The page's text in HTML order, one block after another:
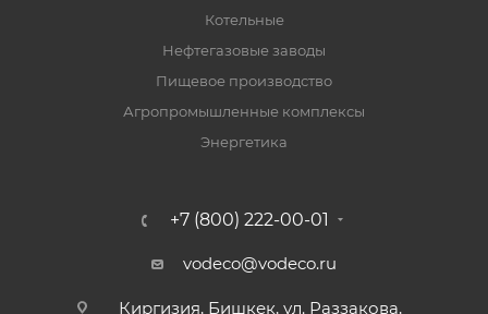
Котельные
Нефтегазовые заводы
Пищевое производство
Агропромышленные комплексы
Энергетика
+7 (800) 222-00-01
vodeco@vodeco.ru
Киргизия, Бишкек, ул. Раззакова,